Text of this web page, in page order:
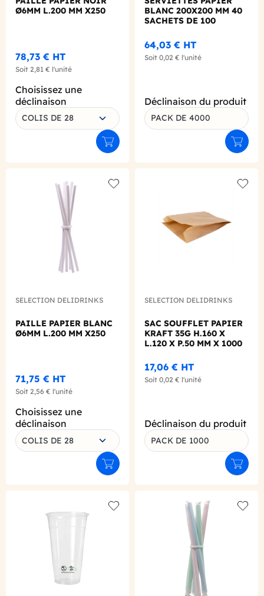
Ø6MM L.200 MM X250
78,73 € HT
Soit 2,81 € l'unité
Choisissez une
déclinaison
COLIS DE 28
Ajouter au panier
BLANC 200X200 MM 40
SACHETS DE 100
64,03 € HT
Soit 0,02 € l'unité
Déclinaison du produit
PACK DE 4000
SELECTION DELIDRINKS
PAILLE PAPIER BLANC
Ø6MM L.200 MM X250
71,75 € HT
Soit 2,56 € l'unité
Choisissez une
déclinaison
COLIS DE 28
Ajouter au panier
SELECTION DELIDRINKS
SAC SOUFFLET PAPIER
KRAFT 35G H.160 X
L.120 X P.50 MM X 1000
17,06 € HT
Soit 0,02 € l'unité
Déclinaison du produit
PACK DE 1000